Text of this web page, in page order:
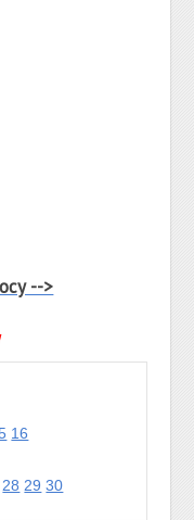
-->
16
28 29 30